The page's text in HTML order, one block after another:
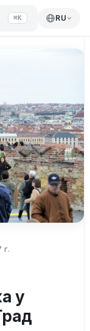
⌘K RU
г.
у